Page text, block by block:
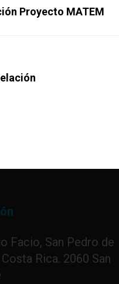
Proyecto MATEM
Facio, San Pedro de
Rica. 2060 San